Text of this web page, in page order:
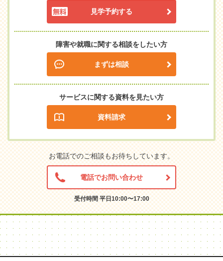
見学予約する
障害や就職に関する相談をしたい方
まずは相談
サービスに関する資料を見たい方
資料請求
お電話でのご相談もお待ちしています。
電話でお問い合わせ
受付時間 平日10:00〜17:00